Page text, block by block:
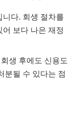
다. 회생 절차를
보다 나은 재정
생 후에도 신용도
분될 수 있다는 점